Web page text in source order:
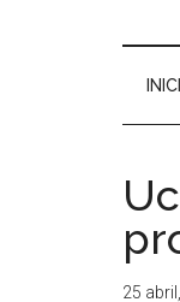
25